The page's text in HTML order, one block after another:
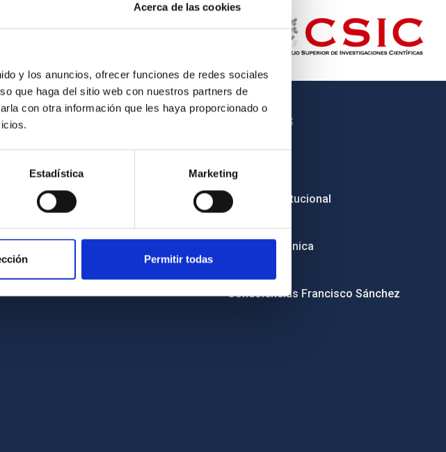
Acerca de las cookies
y los anuncios, ofrecer funciones de redes sociales
que haga del sitio web con nuestros partners de
con otra información que les haya proporcionado o
Estadística Marketing
Permitir todas
DEL IAC
web
Políticas de privacidad
Aviso legal
OTROS ENLACES
Empleo
Licitaciones
Imagen institucional
Sede electrónica
Condolencias Francisco Sánchez